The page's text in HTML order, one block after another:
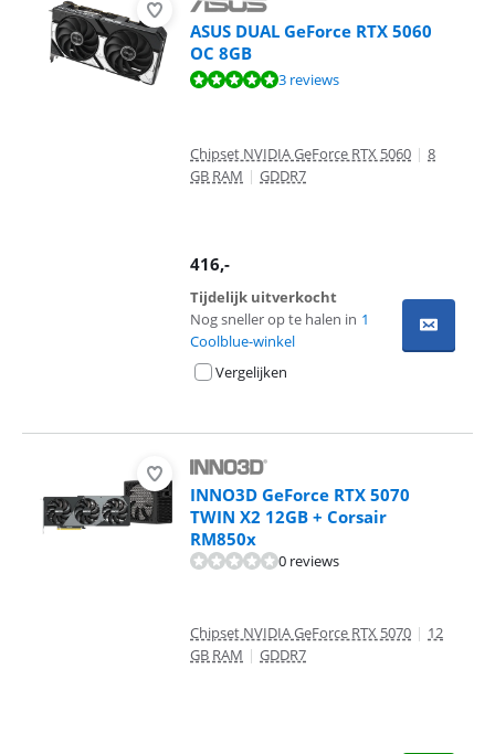
ASUS DUAL GeForce RTX 5060
OC 8GB
Beoordeling is 9,7 van de 10, gebaseerd op 3 reviews.
3 reviews
Chipset NVIDIA GeForce RTX 5060 | 8
GB RAM | GDDR7
416,-
Tijdelijk uitverkocht
Nog sneller op te halen in 1
Coolblue-winkel
Vergelijken
INNO3D GeForce RTX 5070
TWIN X2 12GB + Corsair
RM850x
0 reviews
Chipset NVIDIA GeForce RTX 5070 | 12
GB RAM | GDDR7